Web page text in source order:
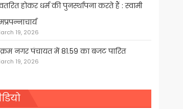
होकर धर्म की पुनर्स्थापना करते हैं : स्वामी
19, 2026
नगर पंचायत में 81.59 का बजट पारित
19, 2026